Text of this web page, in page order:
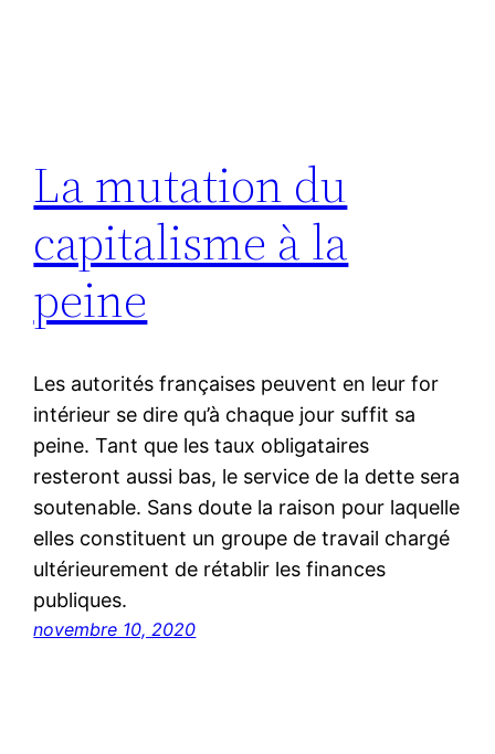
La mutation du
capitalisme à la
peine
Les autorités françaises peuvent en leur for
intérieur se dire qu’à chaque jour suffit sa
peine. Tant que les taux obligataires
resteront aussi bas, le service de la dette sera
soutenable. Sans doute la raison pour laquelle
elles constituent un groupe de travail chargé
ultérieurement de rétablir les finances
publiques.
novembre 10, 2020